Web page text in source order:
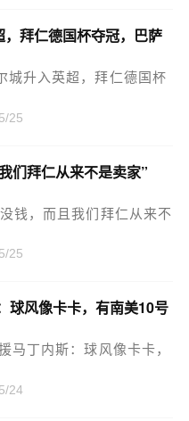
拜仁德国杯夺冠，巴萨
城升入英超，拜仁德国杯
25
们拜仁从来不是卖家”
钱，而且我们拜仁从来不
25
球风像卡卡，有南美10号
马丁内斯：球风像卡卡，
24